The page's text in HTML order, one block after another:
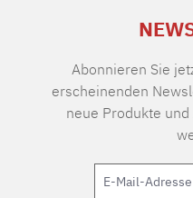
Abonnieren Sie
erscheinenden
neue Produkte